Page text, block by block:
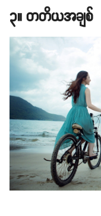
၃။ တတိယအချစ်